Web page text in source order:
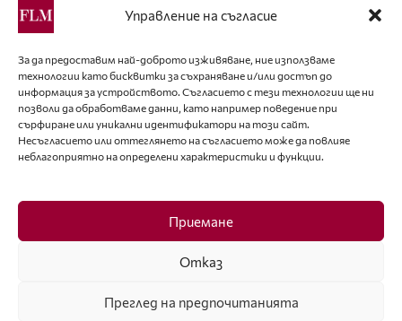
Управление на съгласие
За да предоставим най-доброто изживяване, ние използваме
технологии като бисквитки за съхраняване и/или достъп до
информация за устройството. Съгласието с тези технологии ще ни
позволи да обработваме данни, като например поведение при
сърфиране или уникални идентификатори на този сайт.
Несъгласието или оттеглянето на съгласието може да повлияе
неблагоприятно на определени характеристики и функции.
Приемане
Отказ
Преглед на предпочитанията
Политика за бисквитки
За контакти
editor@fashion-lifestyle.net
+359 88 227 33 47
Последвайте ни
Facebook
ISSN 1314-8915 Copyright © 2007-2025 Ot igla do konetz Ltd. & Fashion.bg